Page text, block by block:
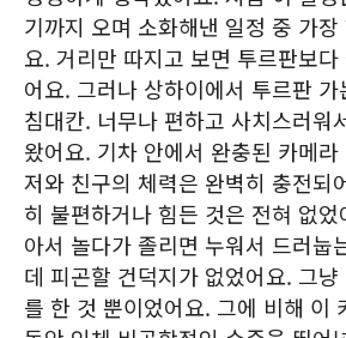
기까지 오며 소화해낸 일정 중 가장
요. 거리만 따지고 보면 투르판보
어요. 그러나 상하이에서 투르판
침대칸. 너무나 편하고 사치스러워
왔어요. 기차 안에서 완충된 카메
저와 친구의 체력은 완벽히 충전되
히 불편하거나 힘든 것은 전혀 없
아서 놀다가 졸리면 누워서 드러눕
데 피곤할 건덕지가 없었어요. 그
를 한 것 뿐이었어요. 그에 비해 이